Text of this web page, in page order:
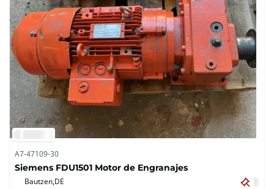
A7-47109-30
Siemens FDU1501 Motor de Engranajes
Bautzen,DE